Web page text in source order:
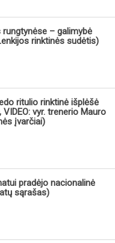
– galimybė
rinktinės sudėtis)
ritulio rinktinė išplėšė
vyr. trenerio Mauro
įvarčiai)
pradėjo nacionalinė
sąrašas)